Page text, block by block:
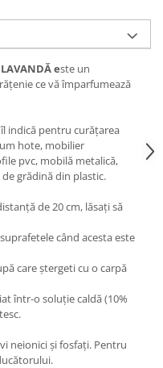
este un
ce vă împarfumează
indică pentru curățarea
hote, mobilier
pvc, mobilă metalică,
grădină din plastic.
de 20 cm, lăsați să
când acesta este
care ștergeti cu o carpă
într-o soluție caldă (10%
neionici și fosfați. Pentru